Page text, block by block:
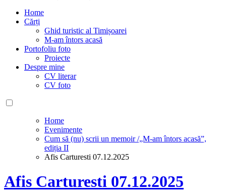
Home
Cărți
Ghid turistic al Timișoarei
M-am întors acasă
Portofoliu foto
Proiecte
Despre mine
CV literar
CV foto
Home
Evenimente
Cum să (nu) scrii un memoir /„M-am întors acasă”,
ediția II
Afis Carturesti 07.12.2025
Afis Carturesti 07.12.2025